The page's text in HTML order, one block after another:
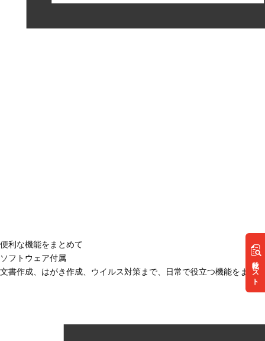
リスト
便利な機能をまとめて
ソフトウェア付属
文書作成、はがき作成、ウイルス対策まで、日常で役立つ機能をまと